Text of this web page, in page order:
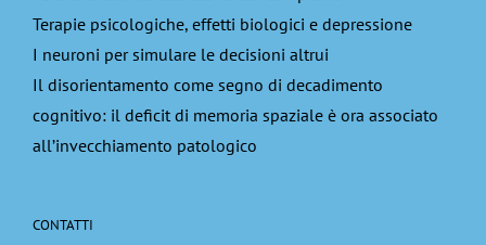
Terapie psicologiche, effetti biologici e depressione
I neuroni per simulare le decisioni altrui
Il disorientamento come segno di decadimento
cognitivo: il deficit di memoria spaziale è ora associato
all’invecchiamento patologico
CONTATTI